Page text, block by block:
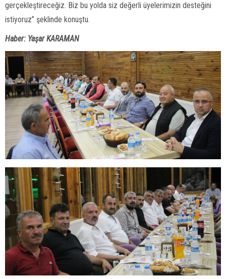
gerçekleştireceğiz. Biz bu yolda siz değerli üyelerimizin desteğini
istiyoruz” şeklinde konuştu.
Haber: Yaşar KARAMAN